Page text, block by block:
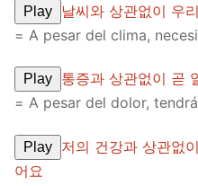
Play
날씨와 상관없이 우
= A pesar del clima,
Play
통증과 상관없이 곧
= A pesar del dolor,
Play
저의 건강과 상관없
어요